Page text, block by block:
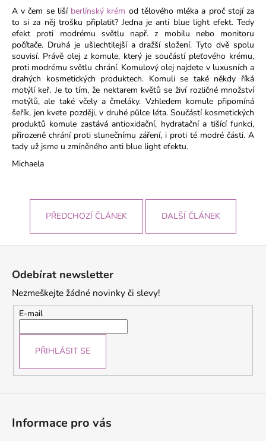
A v čem se liší berlínský krém od tělového mléka a proč stojí za
to si za něj trošku připlatit? Jedna je anti blue light efekt. Tedy
efekt proti modrému světlu např. z mobilu nebo monitoru
počítače. Druhá je ušlechtilejší a dražší složení. Tyto dvě spolu
souvisí. Právě olej z komule, který je součástí pleťového krému,
proti modrému světlu chrání. Komulový olej najdete v luxusních a
drahých kosmetických produktech. Komuli se také někdy říká
motýlí keř. Je to tím, že nektarem květů se živí rozličné množství
motýlů, ale také včely a čmeláky. Vzhledem komule připomíná
šeřík, jen kvete později, v druhé půlce léta. Součástí kosmetických
produktů komule zastává antioxidační, hydratační a tišící funkci,
přirozeně chrání proti slunečnímu záření, i proti té modré části. A
tady už jsme u zmíněného anti blue light efektu.
Michaela
PŘEDCHOZÍ ČLÁNEK DALŠÍ ČLÁNEK
Odebírat newsletter
Nezmeškejte žádné novinky či slevy!
E-mail
PŘIHLÁSIT SE
Informace pro vás